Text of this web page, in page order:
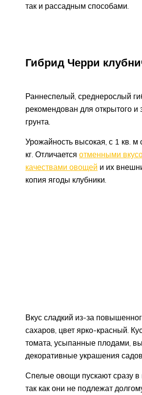
так и рассадным способами.
Гибрид Черри
Раннеспелый, среднерослый
рекомендован для открытого
грунта.
Урожайность высокая, с 1 кв. м
кг. Отличается отменными
качествами овощей и их
копия ягоды клубники.
Вкус сладкий из-за
сахаров, цвет ярко-красный.
томата, усыпанные плодами,
декоративные украшения
Спелые овощи пускают сразу в
так как они не подлежат